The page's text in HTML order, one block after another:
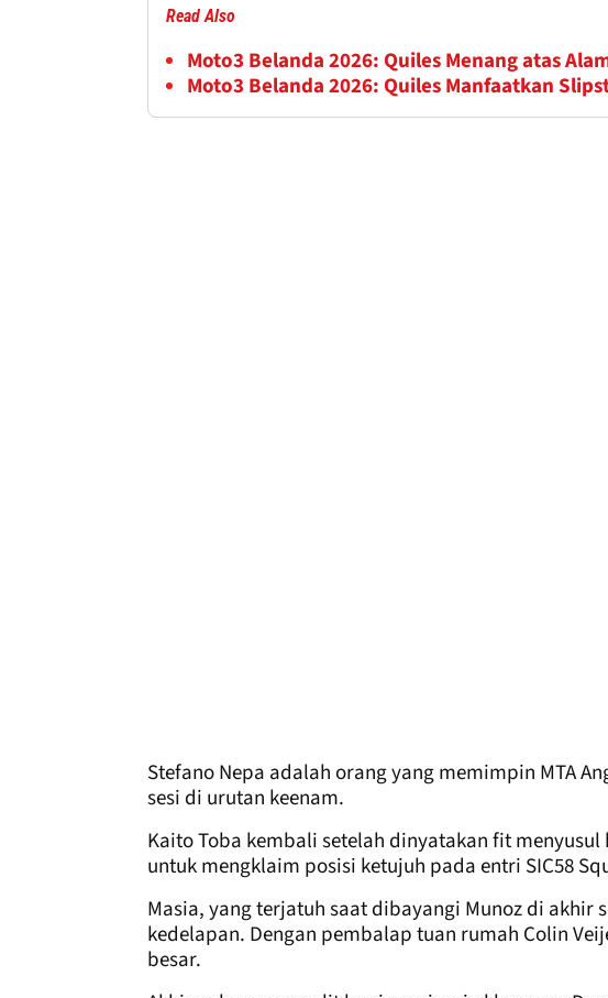
Read Also
Moto3 Belanda 2026: Quiles Menang atas
Moto3 Belanda 2026: Quiles Manfaatkan
Stefano Nepa adalah orang yang memimpin MTA
sesi di urutan keenam.
Kaito Toba kembali setelah dinyatakan fit
untuk mengklaim posisi ketujuh pada entri SIC58
Masia, yang terjatuh saat dibayangi Munoz di akhir
kedelapan. Dengan pembalap tuan rumah Colin
besar.